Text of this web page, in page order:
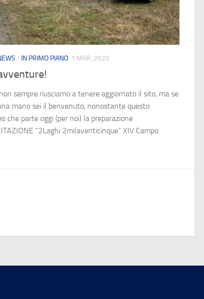
/ IN PRIMO PIANO 1 MAR, 2025
sempre riusciamo a tenere aggiornato il sito, ma se
mano sei il benvenuto, nonostante questo
che parte oggi (per noi) la preparazione
“2Laghi 2milaventicinque” XIV Campo